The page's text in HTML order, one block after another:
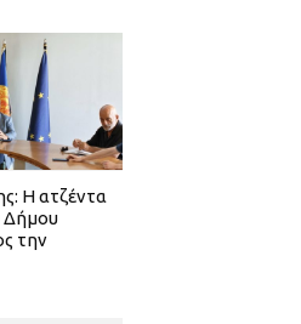
Η ατζέντα
Δήμου
την